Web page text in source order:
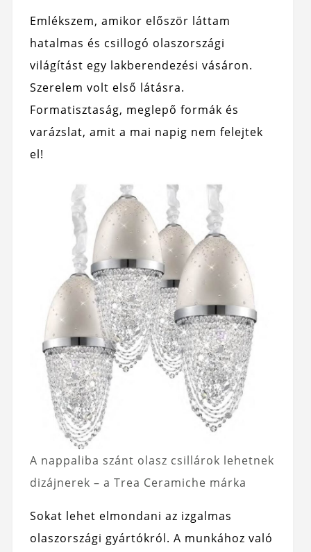
Emlékszem, amikor először láttam
hatalmas és csillogó olaszországi
világítást egy lakberendezési vásáron.
Szerelem volt első látásra.
Formatisztaság, meglepő formák és
varázslat, amit a mai napig nem felejtek
el!
A nappaliba szánt olasz csillárok lehetnek
dizájnerek – a Trea Ceramiche márka
Sokat lehet elmondani az izgalmas
olaszországi gyártókról. A munkához való